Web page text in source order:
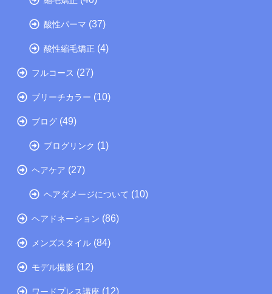
酸性パーマ (37)
酸性縮毛矯正 (4)
フルコース (27)
ブリーチカラー (10)
ブログ (49)
ブログリンク (1)
ヘアケア (27)
ヘアダメージについて (10)
ヘアドネーション (86)
メンズスタイル (84)
モデル撮影 (12)
ワードプレス講座 (12)